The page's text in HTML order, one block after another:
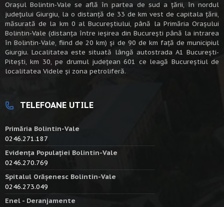
Oraşul Bolintin-Vale se află în partea de sud a ţării, în nordul
judeţului Giurgiu, la o distanţă de 33 de km vest de capitala țării,
măsurată de la km 0 al Bucureștiului, până la Primăria Orașului
Bolintin-Vale (distanța între ieșirea din București până la intrarea
în Bolintin-Vale, fiind de 20 km) şi de 90 de km faţă de municipiul
Giurgiu. Localitatea este situată lângă autostrada A1 Bucureşti-
Piteşti, km 30, pe drumul judeţean 601 ce leagă Bucureştiul de
localitatea Videle şi zona petroliferă.
TELEFOANE UTILE
Primăria Bolintin-Vale
0246.271.187
Evidența Populației Bolintin-Vale
0246.270.769
Spitalul Orășenesc Bolintin-Vale
0246.273.049
Enel - Deranjamente